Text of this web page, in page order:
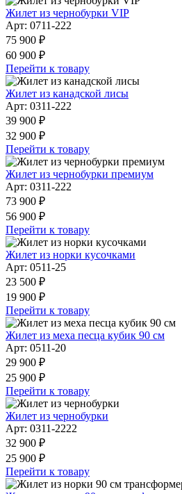
Жилет из чернобурки VIP
Арт: 0711-222
75 900 ₽
60 900 ₽
Перейти к товару
Жилет из канадской лисы
Арт: 0311-222
39 900 ₽
32 900 ₽
Перейти к товару
Жилет из чернобурки премиум
Арт: 0311-222
73 900 ₽
56 900 ₽
Перейти к товару
Жилет из норки кусочками
Арт: 0511-25
23 500 ₽
19 900 ₽
Перейти к товару
Жилет из меха песца кубик 90 см
Арт: 0511-20
29 900 ₽
25 900 ₽
Перейти к товару
Жилет из чернобурки
Арт: 0311-2222
32 900 ₽
25 900 ₽
Перейти к товару